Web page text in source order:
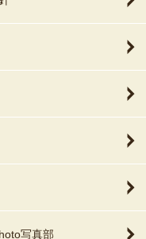
写真部